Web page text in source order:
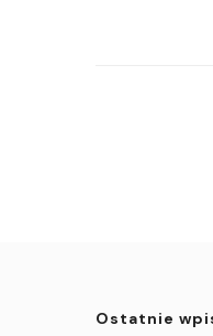
Ostatnie